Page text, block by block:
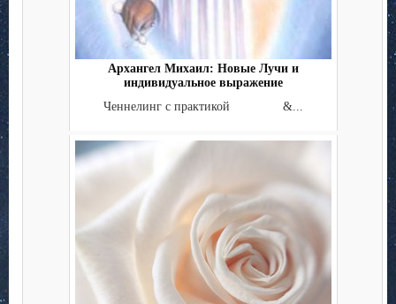
Архангел Михаил: Новые Лучи и
индивидуальное выражение
Ченнелинг с практикой &...